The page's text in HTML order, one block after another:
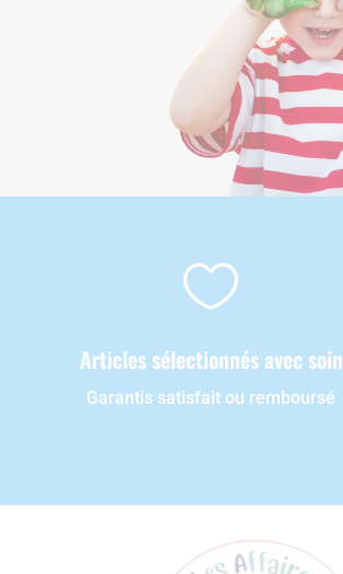

Articles sélectionnés avec soin
Garantis satisfait ou remboursé